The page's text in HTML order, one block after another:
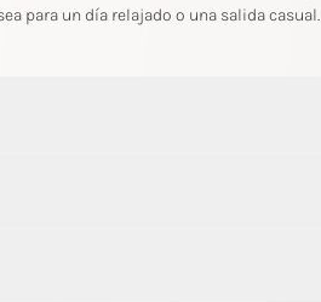
para un día relajado o una salida casual.